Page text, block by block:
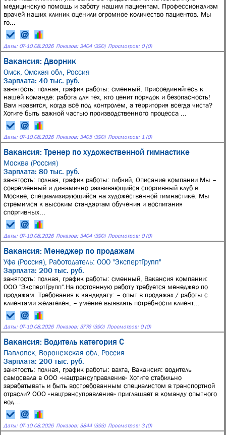
медицинскую помощь и заботу нашим пациентам. Профессионализм
врачей наших клиник оценили огромное количество пациентов. Мы
го...
Даты: 07-10.08.2026 Показов: 3404 (390) Просмотров: 0 (0)
Вакансия: Дворник
Омск, Омская обл, Россия
Зарплата: 40 тыс. руб.
занятость: полная, график работы: сменный, Присоединяйтесь к
нашей команде: работа для тех, кто ценит порядок и безопасность!
Вам нравится, когда всё под контролем, а территория всегда чиста?
Хотите быть важной частью производственного процесса ...
Даты: 07-10.08.2026 Показов: 3405 (390) Просмотров: 1 (0)
Вакансия: Тренер по художественной гимнастике
Москва (Россия)
Зарплата: 80 тыс. руб.
занятость: полная, график работы: гибкий, Описание компании Мы –
современный и динамично развивающийся спортивный клуб в
Москве, специализирующийся на художественной гимнастике. Мы
стремимся к высоким стандартам обучения и воспитания
спортивных...
Даты: 07-10.08.2026 Показов: 3404 (390) Просмотров: 0 (0)
Вакансия: Менеджер по продажам
Уфа (Россия), Работодатель: ООО "ЭкспертГрупп"
Зарплата: 200 тыс. руб.
занятость: полная, график работы: сменный, Вакансия компании:
ООО "ЭкспертГрупп".На постоянную работу требуется менеджер по
продажам. Требования к кандидату: – опыт в продажах / работы с
клиентами желателен, – умение выявлять потребности клиент...
Даты: 07-10.08.2026 Показов: 3776 (390) Просмотров: 0 (0)
Вакансия: Водитель категория С
Павловск, Воронежская обл, Россия
Зарплата: 200 тыс. руб.
занятость: полная, график работы: вахта, Вакансия: водитель
самосвала в ООО «нацтрансуправление» Хотите стабильно
зарабатывать и быть востребованным специалистом в транспортной
отрасли? ООО «нацтрансуправление» приглашает в команду опытного
вод...
Даты: 07-10.08.2026 Показов: 3844 (393) Просмотров: 3 (0)